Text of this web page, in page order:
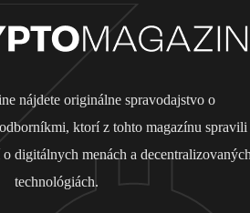
nájdete originálne spravodajstvo o
ktorí z tohto magazínu spravili
digitálnych menách a
technológiách.